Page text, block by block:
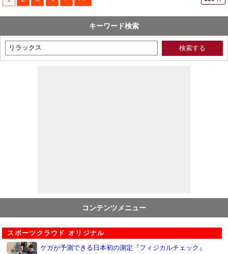
キーワード検索
コンテンツメニュー
スポーツクラウド オリジナル
ケガが予測できる日本初の測定『フィジカルチェック』